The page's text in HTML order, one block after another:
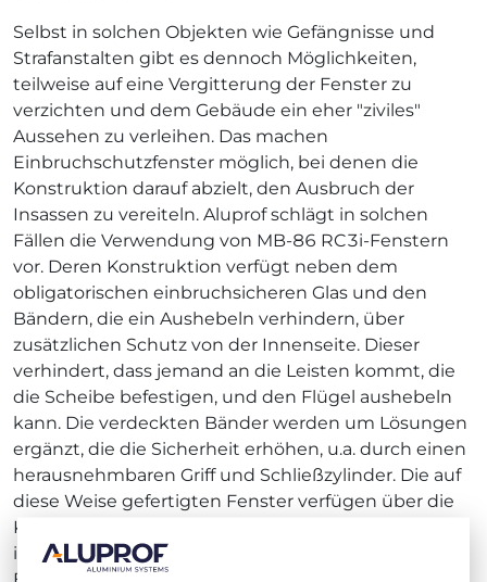
Selbst in solchen Objekten wie Gefängnisse und
Strafanstalten gibt es dennoch Möglichkeiten,
teilweise auf eine Vergitterung der Fenster zu
verzichten und dem Gebäude ein eher "ziviles"
Aussehen zu verleihen. Das machen
Einbruchschutzfenster möglich, bei denen die
Konstruktion darauf abzielt, den Ausbruch der
Insassen zu vereiteln. Aluprof schlägt in solchen
Fällen die Verwendung von MB-86 RC3i-Fenstern
vor. Deren Konstruktion verfügt neben dem
obligatorischen einbruchsicheren Glas und den
Bändern, die ein Aushebeln verhindern, über
zusätzlichen Schutz von der Innenseite. Dieser
verhindert, dass jemand an die Leisten kommt, die
die Scheibe befestigen, und den Flügel aushebeln
kann. Die verdeckten Bänder werden um Lösungen
ergänzt, die die Sicherheit erhöhen, u.a. durch einen
herausnehmbaren Griff und Schließzylinder. Die auf
diese Weise gefertigten Fenster verfügen über die
Klassifikation der Einbruchschutzklasse RC3, sowohl
im Hinblick auf statische und dynamische